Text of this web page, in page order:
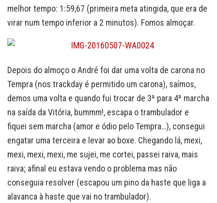
melhor tempo: 1:59,67 (primeira meta atingida, que era de
virar num tempo inferior a 2 minutos). Fomos almoçar.
Depois do almoço o André foi dar uma volta de carona no
Tempra (nos trackday é permitido um carona), saímos,
demos uma volta e quando fui trocar de 3ª para 4ª marcha
na saída da Vitória, bummm!, escapa o trambulador e
fiquei sem marcha (amor e ódio pelo Tempra…), consegui
engatar uma terceira e levar ao boxe. Chegando lá, mexi,
mexi, mexi, mexi, me sujei, me cortei, passei raiva, mais
raiva; afinal eu estava vendo o problema mas não
conseguia resolver (escapou um pino da haste que liga a
alavanca à haste que vai no trambulador).